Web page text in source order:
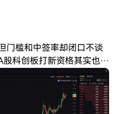
门槛和中签率却闭口不谈
科创板打新资格其实也是
大家推荐过 Bybit 仅需一